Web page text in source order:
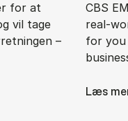
for at
vil tage
–
CBS
real-
for you
Læs